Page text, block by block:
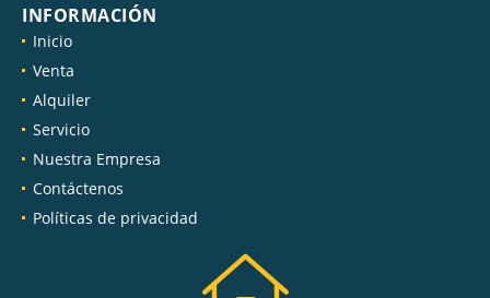
INFORMACIÓN
Inicio
Venta
Alquiler
Servicio
Nuestra Empresa
Contáctenos
Políticas de privacidad